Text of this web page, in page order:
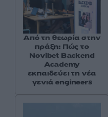
Από τη θεωρία στην
πράξη: Πώς το
Novibet Backend
Academy
εκπαιδεύει τη νέα
γενιά engineers